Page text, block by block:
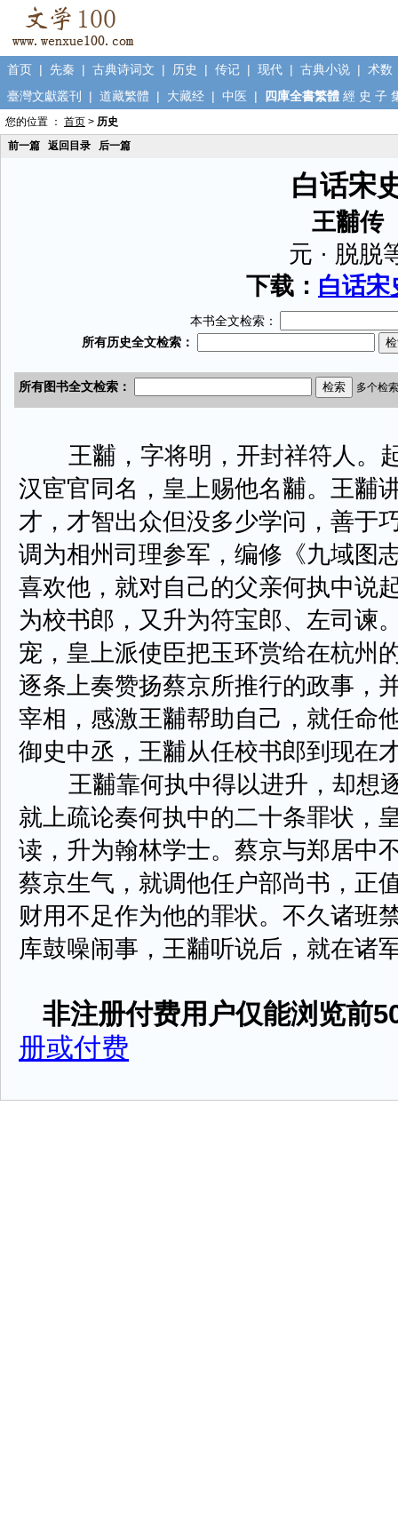
首页 | 先秦 | 古典诗词文 | 历史 | 传记 | 现代 | 古典小说 | 术数
臺灣文獻叢刊
| 道藏繁體 | 大藏经 | 中医 | 四庫全書繁體 經 史 子
您的位置 ： 首页 > 历史
前一篇
返回目录 后一篇
白话宋
王黼传
元 · 脱脱
下载： 白话
本书全文检索：
王黼，字将明，开封祥符人。
汉宦官同名，皇上赐他名黼。王黼
才，才智出众但没多少学问，善于
调为相州司理参军，编修《九域图
喜欢他，就对自己的父亲何执中说
为校书郎，又升为符宝郎、左司谏
宠，皇上派使臣把玉环赏给在杭州
逐条上奏赞扬蔡京所推行的政事，
宰相，感激王黼帮助自己，就任命
御史中丞，王黼从任校书郎到现在
王黼靠何执中得以进升，却想
就上疏论奏何执中的二十条罪状，
读，升为翰林学士。蔡京与郑居中
蔡京生气，就调他任户部尚书，正
财用不足作为他的罪状。不久诸班
库鼓噪闹事，王黼听说后，就在诸
非注册付费用户仅能浏览前
册或付费